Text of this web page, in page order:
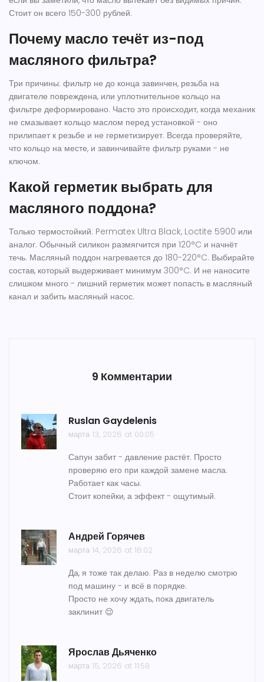
Стоит он всего 150-300 рублей.
Почему масло течёт из-под
масляного фильтра?
Три причины: фильтр не до конца завинчен, резьба на
двигателе повреждена, или уплотнительное кольцо на
фильтре деформировано. Часто это происходит, когда механик
не смазывает кольцо маслом перед установкой - оно
прилипает к резьбе и не герметизирует. Всегда проверяйте,
что кольцо на месте, и завинчивайте фильтр руками - не
ключом.
Какой герметик выбрать для
масляного поддона?
Только термостойкий: Permatex Ultra Black, Loctite 5900 или
аналог. Обычный силикон размягчится при 120°C и начнёт
течь. Масляный поддон нагревается до 180-220°C. Выбирайте
состав, который выдерживает минимум 300°C. И не наносите
слишком много - лишний герметик может попасть в масляный
канал и забить масляный насос.
9 Комментарии
Ruslan Gaydelenis
марта 13, 2026 at 00:05
Сапун забит - давление растёт. Просто
проверяю его при каждой замене масла.
Работает как часы.
Стоит копейки, а эффект - ощутимый.
Андрей Горячев
марта 14, 2026 at 18:02
Да, я тоже так делаю. Раз в неделю смотрю
под машину - и всё в порядке.
Просто не хочу ждать, пока двигатель
заклинит 😌
Ярослав Дьяченко
марта 15, 2026 at 11:58